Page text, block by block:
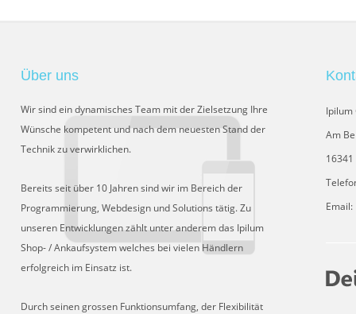
Über uns
Wir sind ein dynamisches Team mit der Zielsetzung Ihre
Wünsche kompetent und nach dem neuesten Stand der
Technik zu verwirklichen.
Bereits seit über 10 Jahren sind wir im Bereich der
Programmierung, Webdesign und Solutions tätig. Zu
unseren Entwicklungen zählt unter anderem das Ipilum
Shop- / Ankaufsystem welches bei vielen Händlern
erfolgreich im Einsatz ist.
Durch seinen grossen Funktionsumfang, der Flexibilität
Ipilum
Am